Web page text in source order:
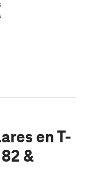
en T-
&